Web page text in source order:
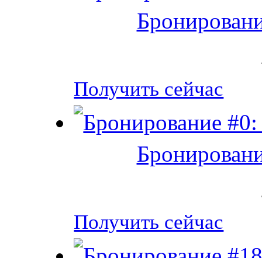
Получить сейчас
Получить сейчас